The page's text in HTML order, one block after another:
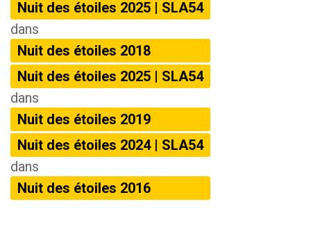
Nuit des étoiles 2025 | SLA54
dans
Nuit des étoiles 2018
Nuit des étoiles 2025 | SLA54
dans
Nuit des étoiles 2019
Nuit des étoiles 2024 | SLA54
dans
Nuit des étoiles 2016